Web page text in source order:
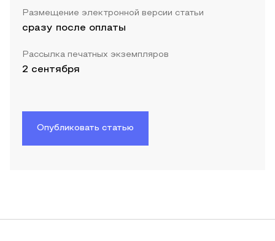
Размещение электронной версии статьи
сразу после оплаты
Рассылка печатных экземпляров
2 сентября
Опубликовать статью